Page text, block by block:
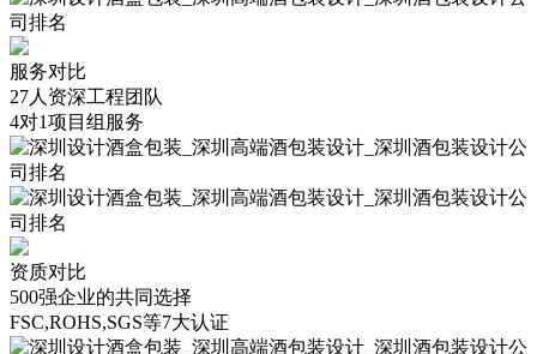
服务对比
27人资深工程团队
4对1项目组服务
资质对比
500强企业的共同选择
FSC,ROHS,SGS等7大认证